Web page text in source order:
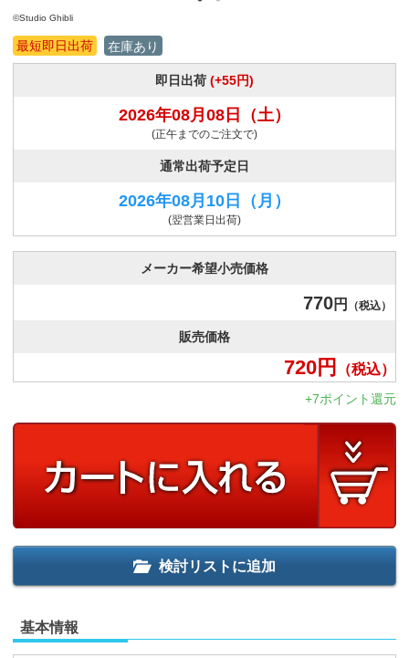
©Studio Ghibli
最短即日出荷 在庫あり
即日出荷 (+55円)
2026年08月08日 （土）
(正午までのご注文で)
通常出荷予定日
2026年08月10日 （月）
(翌営業日出荷)
メーカー希望小売価格
770円 （税込）
販売価格
720円 （税込）
+7ポイント還元
検討リストに追加
基本情報